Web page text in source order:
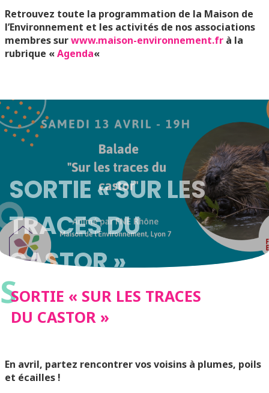
Retrouvez toute la programmation de la Maison de
l’Environnement et les activités de nos associations
membres surwww.maison-environnement.fr à la
rubrique «Agenda«
SORTIE « SUR LES
TRACES DU
CASTOR »
SSORTIE « SUR LES TRACES
DU CASTOR »
En avril, partez rencontrer vos voisins à plumes, poils
et écailles !